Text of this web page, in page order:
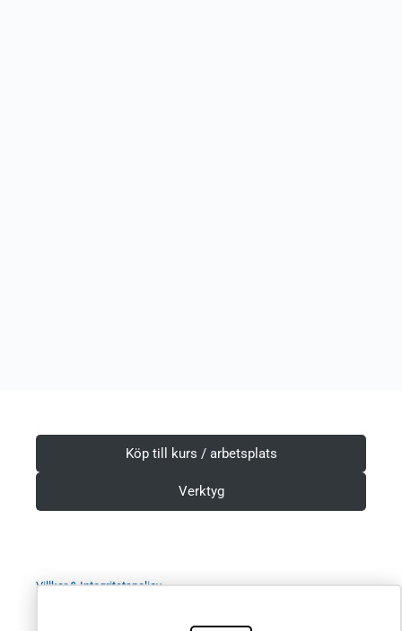
Köp till kurs / arbetsplats
Verktyg
Villkor & Integritetspolicy